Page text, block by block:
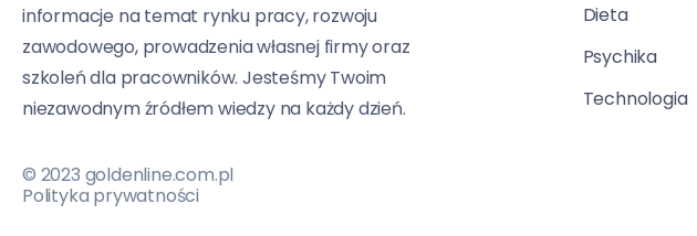
informacje na temat rynku pracy, rozwoju
zawodowego, prowadzenia własnej firmy oraz
szkoleń dla pracowników. Jesteśmy Twoim
niezawodnym źródłem wiedzy na każdy dzień.
© 2023 goldenline.com.pl
Polityka prywatności
Dieta
Psychika
Technologia